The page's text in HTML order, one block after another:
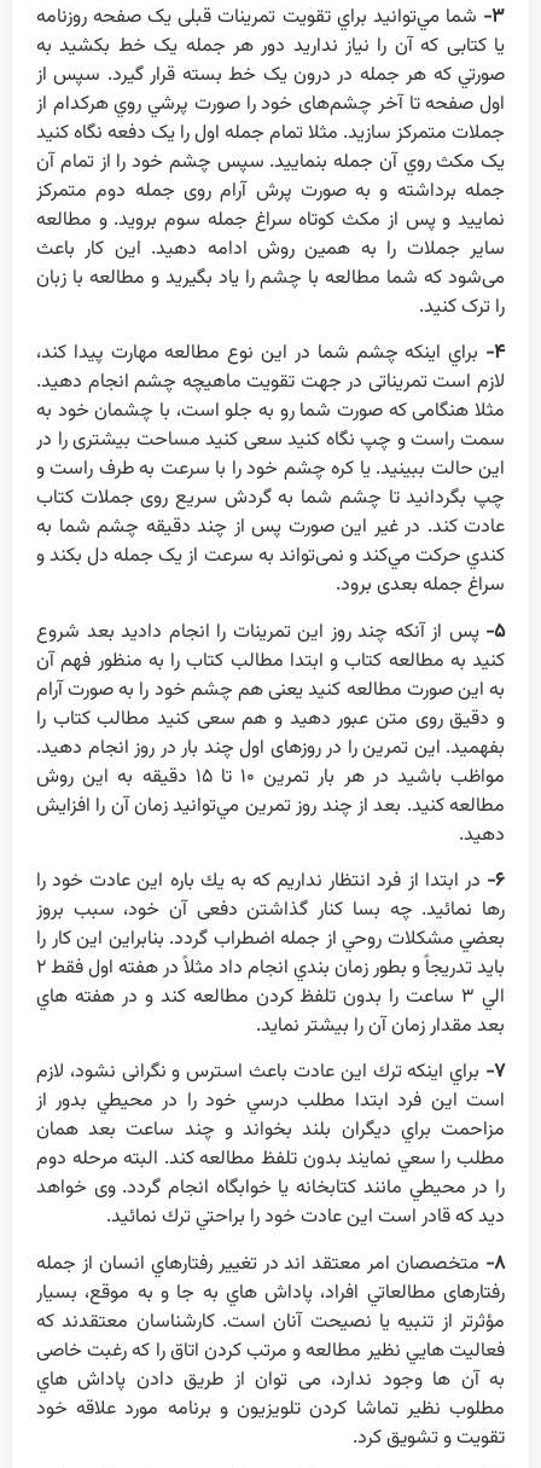
۳- شما مي‌توانيد براي تقويت تمرينات قبلی يک صفحه روزنامه
يا کتابی که آن را نياز نداريد دور هر جمله يک خط بکشيد به
صورتي که هر جمله در درون يک خط بسته قرار گيرد. سپس از
اول صفحه تا آخر چشم‌های خود را صورت پرشي روي هرکدام از
جملات متمرکز سازيد. مثلا تمام جمله اول را يک دفعه نگاه کنيد
يک مکث روي آن جمله بنماييد. سپس چشم خود را از تمام آن
جمله برداشته و به صورت پرش آرام روی جمله دوم متمرکز
نماييد و پس از مکث کوتاه سراغ جمله سوم برويد. و مطالعه
ساير جملات را به همين روش ادامه دهيد. اين کار باعث
می‌شود که شما مطالعه با چشم را ياد بگيريد و مطالعه با زبان
را ترک کنيد.
۴- براي اينکه چشم شما در اين نوع مطالعه مهارت پيدا کند،
لازم است تمريناتی در جهت تقويت ماهيچه چشم انجام دهيد.
مثلا هنگامی که صورت شما رو به جلو است، با چشمان خود به
سمت راست و چپ نگاه کنيد سعی کنيد مساحت بيشتری را در
اين حالت ببينيد. يا کره چشم خود را با سرعت به طرف راست و
چپ بگردانيد تا چشم شما به گردش سريع روی جملات کتاب
عادت کند. در غير اين صورت پس از چند دقيقه چشم شما به
کندي حرکت مي‌کند و نمی‌تواند به سرعت از يک جمله دل بکند و
سراغ جمله بعدی برود.
۵- پس از آنکه چند روز اين تمرينات را انجام داديد بعد شروع
کنيد به مطالعه کتاب و ابتدا مطالب کتاب را به منظور فهم آن
به اين صورت مطالعه کنيد يعنی هم چشم خود را به صورت آرام
و دقيق روی متن عبور دهيد و هم سعی کنيد مطالب کتاب را
بفهميد. اين تمرين را در روزهای اول چند بار در روز انجام دهيد.
مواظب باشيد در هر بار تمرين ۱۰ تا ۱۵ دقيقه به اين روش
مطالعه کنيد. بعد از چند روز تمرين مي‌توانيد زمان آن را افزايش
دهيد.
۶- در ابتدا از فرد انتظار نداريم كه به يك باره اين عادت خود را
رها نمائيد. چه بسا كنار گذاشتن دفعی آن خود، سبب بروز
بعضي مشكلات روحي از جمله اضطراب گردد. بنابراين اين كار را
بايد تدريجاً و بطور زمان بندي انجام داد مثلاً در هفته اول فقط ۲
الي ۳ ساعت را بدون تلفظ كردن مطالعه كند و در هفته هاي
بعد مقدار زمان آن را بيشتر نمايد.
۷- براي اينكه ترك اين عادت باعث استرس و نگرانی نشود، لازم
است اين فرد ابتدا مطلب درسي خود را در محيطي بدور از
مزاحمت براي ديگران بلند بخواند و چند ساعت بعد همان
مطلب را سعي نمايند بدون تلفظ مطالعه كند. البته مرحله دوم
را در محيطي مانند كتابخانه يا خوابگاه انجام گردد. وی خواهد
ديد كه قادر است اين عادت خود را براحتي ترك نمائيد.
۸- متخصصان امر معتقد اند در تغيير رفتارهاي انسان از جمله
رفتارهای مطالعاتي افراد، پاداش هاي به جا و به موقع، بسيار
مؤثرتر از تنبيه يا نصيحت آنان است. کارشناسان معتقدند که
فعاليت هايي نظير مطالعه و مرتب كردن اتاق را كه رغبت خاصی
به آن ها وجود ندارد، می توان از طريق دادن پاداش هاي
مطلوب نظير تماشا كردن تلويزيون و برنامه مورد علاقه خود
تقويت و تشويق كرد.